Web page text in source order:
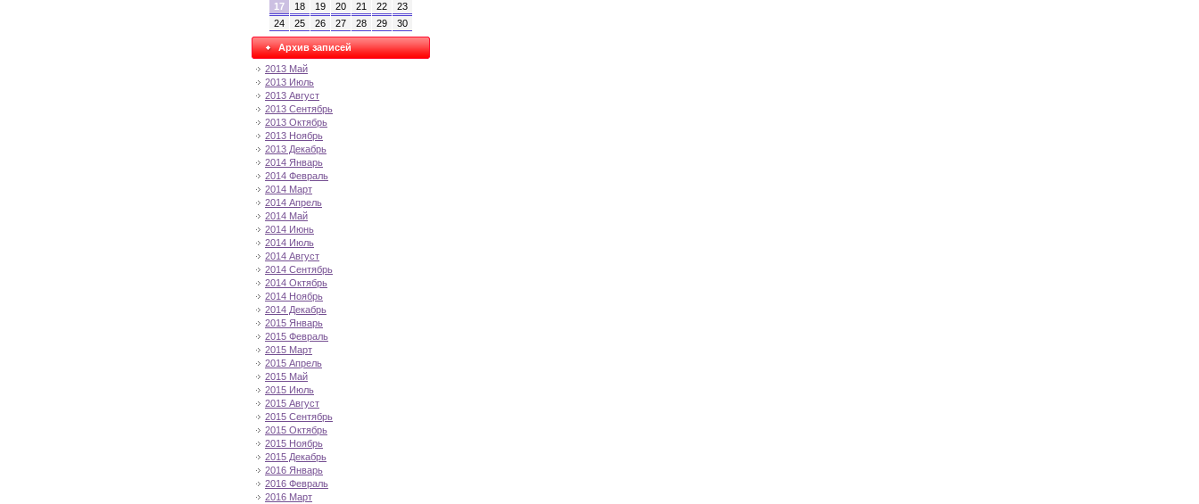
17
18 19 20 21 22
23
24
25 26 27 28 29 30
Архив записей
2013 Май
2013 Июль
2013 Август
2013 Сентябрь
2013 Октябрь
2013 Ноябрь
2013 Декабрь
2014 Январь
2014 Февраль
2014 Март
2014 Апрель
2014 Май
2014 Июнь
2014 Июль
2014 Август
2014 Сентябрь
2014 Октябрь
2014 Ноябрь
2014 Декабрь
2015 Январь
2015 Февраль
2015 Март
2015 Апрель
2015 Май
2015 Июль
2015 Август
2015 Сентябрь
2015 Октябрь
2015 Ноябрь
2015 Декабрь
2016 Январь
2016 Февраль
2016 Март